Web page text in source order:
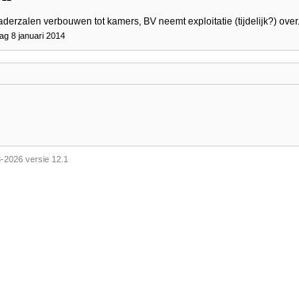
verbouwen tot kamers, BV neemt exploitatie (tijdelijk?) over.
8 januari 2014
2026 versie 12.1